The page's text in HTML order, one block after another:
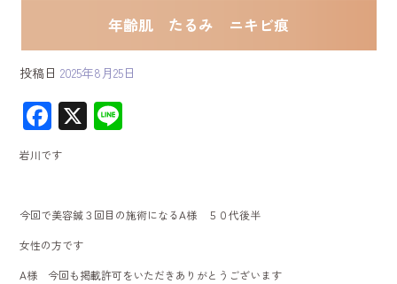
年齢肌 たるみ ニキビ痕
投稿日 2025年8月25日
F
ac
e
b
o
ok
X
岩川です
今回で美容鍼３回目の施術になるA様 ５０代後半
女性の方です
A様 今回も掲載許可をいただきありがとうございます